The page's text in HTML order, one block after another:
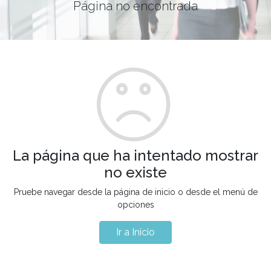
Página no encontrada
La página que ha intentado mostrar
no existe
Pruebe navegar desde la página de inicio o desde el menú de
opciones
Ir a Inicio